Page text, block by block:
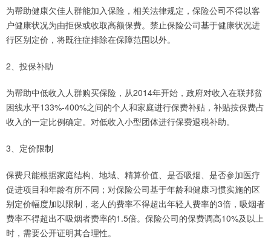
为帮助健康欠佳人群能加入保险，相关法律规定，保险公司不得以客
户健康状况为由拒保或收取高额保费。禁止保险公司基于健康状况进
行区别定价，将既往症排除在保障范围以外。
2、投保补助
为帮助中低收入人群购买保险，从2014年开始，政府对收入在联邦贫
困线水平133%-400%之间的个人和家庭进行保费补贴，补贴按保费占
收入的一定比例确定。对低收入小型团体进行保费退税补助。
3、定价限制
保费只能根据家庭结构、地域、精算价值、是否吸烟、是否参加医疗
促进项目和年龄有所不同；对保险公司基于年龄和健康习惯实施的区
别定价幅度加以限制，老人的费率不得超出年轻人费率的3倍，吸烟者
费率不得超出不吸烟者费率的1.5倍。保险公司的保费调高10%及以上
时，需要公开证明其合理性。